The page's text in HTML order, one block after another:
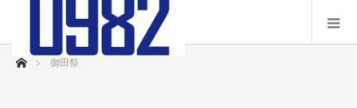
ホーム御田祭